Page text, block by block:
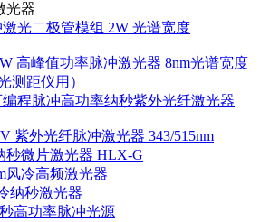
光器
激光二极管模组 2W 光谱宽度
高峰值功率脉冲激光器 8nm光谱宽度
测距仪用）
程脉冲高功率纳秒紫外光纤激光器
紫外光纤脉冲激光器 343/515nm
秒微片激光器 HLX-G
风冷高频激光器
纳秒激光器
高功率脉冲光源